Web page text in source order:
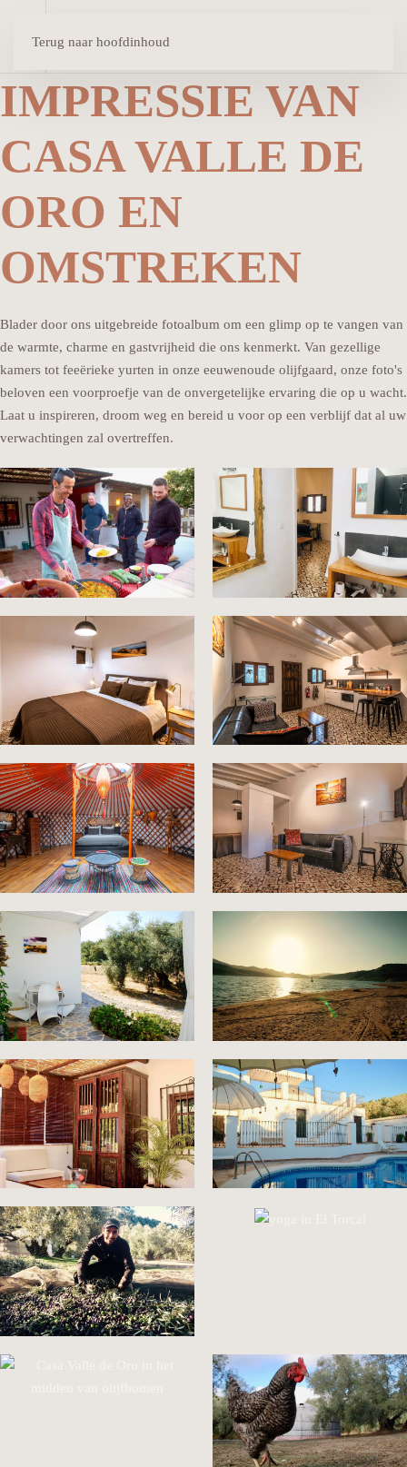
Terug naar hoofdinhoud
IMPRESSIE VAN
CASA VALLE DE
ORO EN
OMSTREKEN
Blader door ons uitgebreide fotoalbum om een glimp op te vangen van
de warmte, charme en gastvrijheid die ons kenmerkt. Van gezellige
kamers tot feeërieke yurten in onze eeuwenoude olijfgaard, onze foto's
beloven een voorproefje van de onvergetelijke ervaring die op u wacht.
Laat u inspireren, droom weg en bereid u voor op een verblijf dat al uw
verwachtingen zal overtreffen.